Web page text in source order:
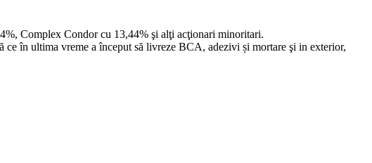
Complex Condor cu 13,44% şi alţi acţionari minoritari.
în ultima vreme a început să livreze BCA, adezivi și mortare şi in exterior,